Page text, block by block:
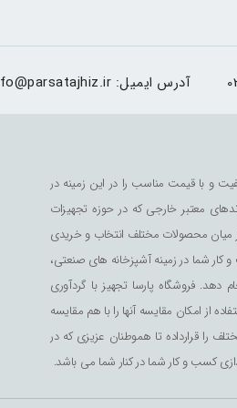
آدرس ایمیل:
و با قیمت مناسب را در این زمینه در
معتبر خارجی که در حوزه تجهیزات
از میان محصولات مختلف انتخاب و خریدی
شما در زمینه آشپزخانه های صنعتی،
فروشگاه پارسا تجهیز با گردآوری
از امکان مقایسه آنها را با هم مقایسه
را قرارداده تا هموطنان عزیزی که در
کسب و کار شما در کنار شما می باشد.